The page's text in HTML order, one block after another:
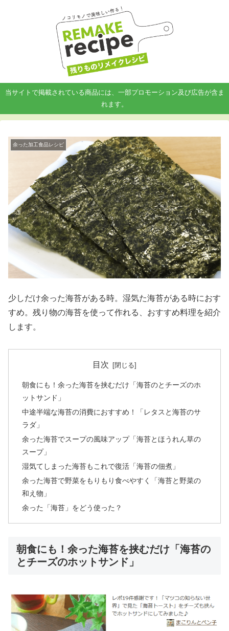
当サイトで掲載されている商品には、一部プロモーション及び広告が含ま
れます。
余った加工食品レシピ
少しだけ余った海苔がある時。湿気た海苔がある時におす
すめ。残り物の海苔を使って作れる、おすすめ料理を紹介
します。
目次
朝食にも！余った海苔を挟むだけ「海苔のとチーズのホ
ットサンド」
中途半端な海苔の消費におすすめ！「レタスと海苔のサ
ラダ」
余った海苔でスープの風味アップ「海苔とほうれん草の
スープ」
湿気てしまった海苔もこれで復活「海苔の佃煮」
余った海苔で野菜をもりもり食べやすく「海苔と野菜の
和え物」
余った「海苔」をどう使った？
朝食にも！余った海苔を挟むだけ「海苔の
とチーズのホットサンド」